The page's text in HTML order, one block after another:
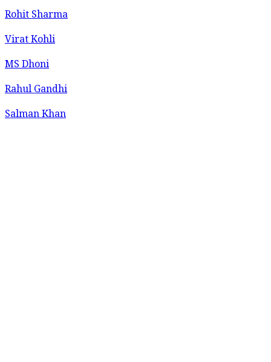
Rohit Sharma
Virat Kohli
MS Dhoni
Rahul Gandhi
Salman Khan